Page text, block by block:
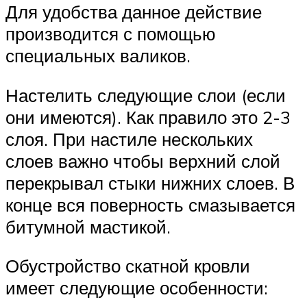
Для удобства данное действие
производится с помощью
специальных валиков.
Настелить следующие слои (если
они имеются). Как правило это 2-3
слоя. При настиле нескольких
слоев важно чтобы верхний слой
перекрывал стыки нижних слоев. В
конце вся поверность смазывается
битумной мастикой.
Обустройство скатной кровли
имеет следующие особенности: